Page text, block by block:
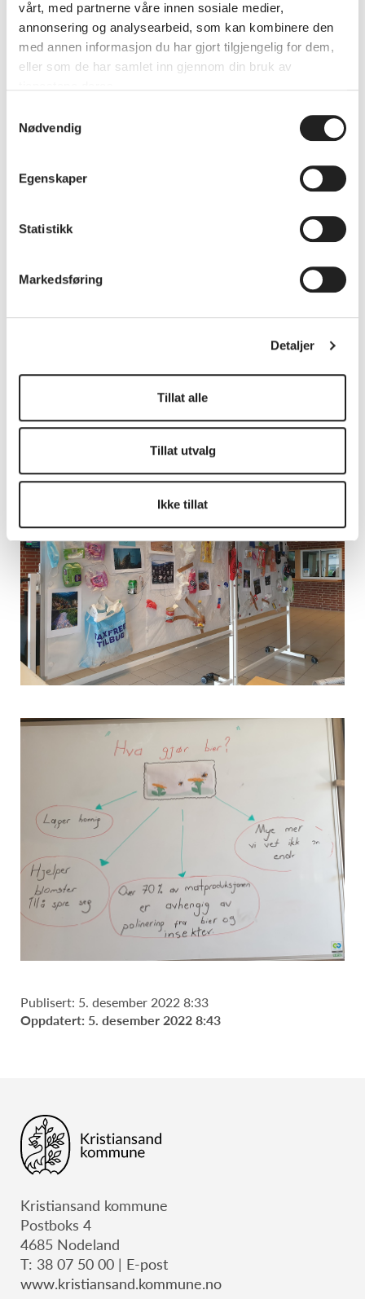
vårt, med partnerne våre innen sosiale medier,
annonsering og analysearbeid, som kan kombinere den
med annen informasjon du har gjort tilgjengelig for dem,
eller som de har samlet inn gjennom din bruk av
Nødvendig
Egenskaper
Statistikk
Markedsføring
Detaljer
Tillat alle
Tillat utvalg
Ikke tillat
Kirsten Leidal kom fra Avfall sør og underviste i hvordan
man sorterer avfall riktig.
Publisert: 5. desember 2022 8:33
Oppdatert: 5. desember 2022 8:43
Kristiansand kommune
Postboks 4
4685 Nodeland
T: 38 07 50 00 | E-post
www.kristiansand.kommune.no